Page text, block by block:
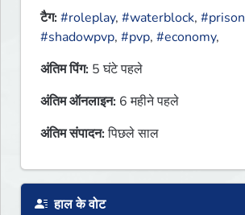
टैग:#roleplay, #waterblock, #prison
#shadowpvp, #pvp, #economy,
अंतिम पिंग: 5 घंटे पहले
अंतिम ऑनलाइन: 6 महीने पहले
अंतिम संपादन:पिछले साल
हाल के वोट